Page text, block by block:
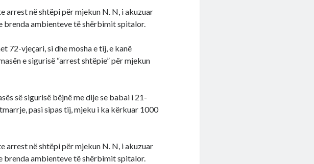
arrest në shtëpi për mjekun N. N, i akuzuar
brenda ambienteve të shërbimit spitalor.
72-vjeçari, si dhe mosha e tij, e kanë
e sigurisë “arrest shtëpie” për mjekun
së sigurisë bëjnë me dije se babai i 21-
pasi sipas tij, mjeku i ka kërkuar 1000
arrest në shtëpi për mjekun N. N, i akuzuar
brenda ambienteve të shërbimit spitalor.